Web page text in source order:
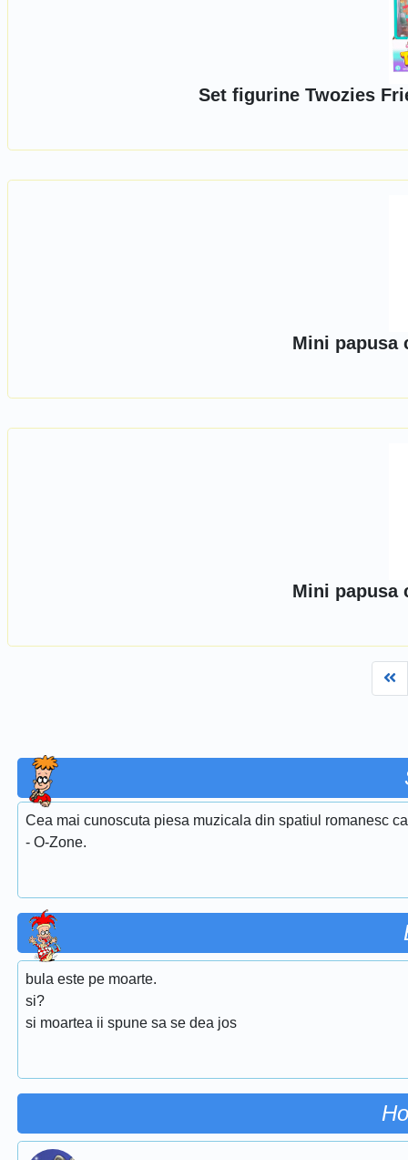
Set figurine Twozies
Mini papusa
Mini papusa
Cea mai cunoscuta piesa muzicala din spatiul romanesc
- O-Zone.
bula este pe moarte.
si?
si moartea ii spune sa se dea jos